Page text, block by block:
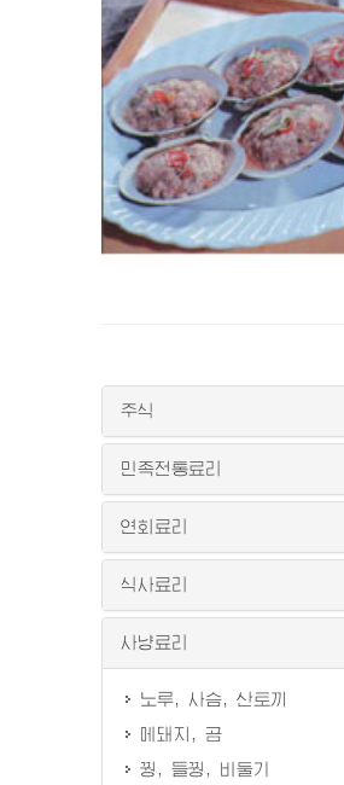
주식
민족전통료리
연회료리
식사료리
사냥료리
노루, 사슴, 산토끼
메돼지, 곰
꿩, 들꿩, 비둘기